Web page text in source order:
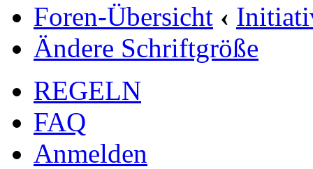
Foren-Übersicht ‹
Ändere Schriftgröße
REGELN
FAQ
Anmelden